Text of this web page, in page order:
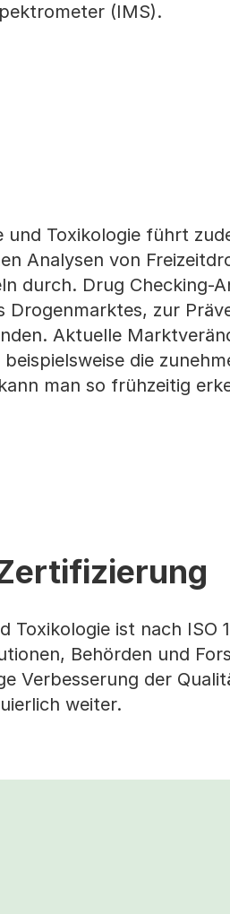
(IMS).
und Toxikologie führt
Analysen von
durch. Drug Checking-
zur
Aktuelle
die
man so frühzeitig
Toxikologie ist nach ISO
Behörden und
Verbesserung der
weiter.